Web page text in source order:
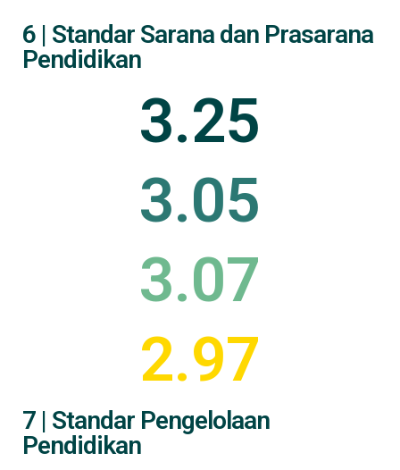
6 | Standar Sarana dan Prasarana
Pendidikan
3.25
3.05
3.07
2.97
7 | Standar Pengelolaan
Pendidikan